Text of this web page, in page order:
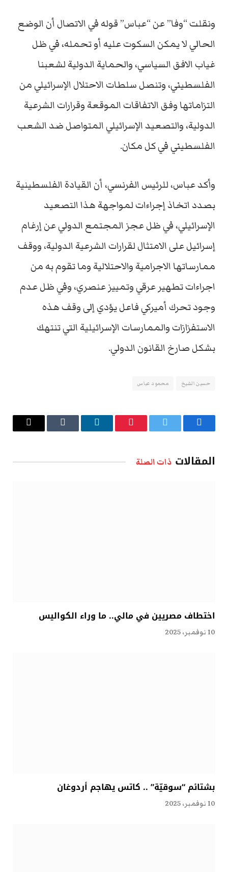
ونقلت “وفا” عن “عباس” قوله في الاتصال أن الوضع
الحالي لا يمكن السكوت عليه أو تحمله، في ظل
غياب الافق السياسي، والحماية الدولية لشعبنا
الفلسطيني، وتنصل سلطات الاحتلال الإسرائيلي من
التزاماتها وفق الاتفاقات الموقعة وقرارات الشرعية
الدولية، والتصعيد الإسرائيلي المتواصل ضد الشعب
الفلسطيني في كل مكان.
وأكد عباس، للرئيس الفرنسي، أن القيادة الفلسطينية
بصدد اتخاذ إجراءات لمواجهة هذا التصعيد
الإسرائيلي، في ظل عجز المجتمع الدولي عن إرغام
إسرائيل على الامتثال لقرارات الشرعية الدولية، ووقف
ممارساتها الاجرامية والاحتلالية وما تقوم به من
اجراءات تطهير عرقي وتمييز عنصري، وفي ظل عدم
وجود تحرك أميركي فاعل يؤدي إلى وقف هذه
الاستفزازات والممارسات الإسرائيلية التي تنتهك
بشكل صارخ القانون الدولي.
حسين الشيخ محمود عباس
فيسبوك تويتر بينتيريستلينكدإن Tumblr
البريد
المقالات ذات الصلة
اختطاف مصريين في مالي.. ما وراء الكواليس
10 نوفمبر، 2025
بشتائم “سوقيّة” .. كاتس يهاجم أردوغان
10 نوفمبر، 2025